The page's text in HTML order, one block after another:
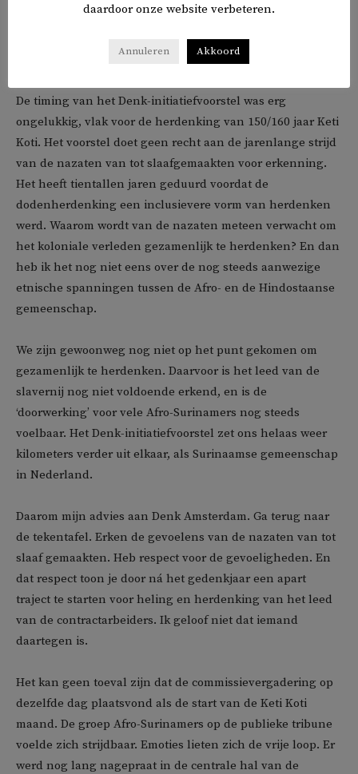
aandacht moet komen voor contractarbeiders dan moet
het budget gedeeld worden. Zie hier weer een vorm van
De timing van het Denk-initiatiefvoorstel was erg
ongelukkig, vlak voor de herdenking van 150/160 jaar Keti
Koti. Het voorstel doet geen recht aan de jarenlange strijd
van de nazaten van tot slaafgemaakten voor erkenning.
Het heeft tientallen jaren geduurd voordat de
dodenherdenking een inclusievere vorm van herdenken
werd. Waarom wordt van de nazaten meteen verwacht om
het koloniale verleden gezamenlijk te herdenken? En dan
heb ik het nog niet eens over de nog steeds aanwezige
etnische spanningen tussen de Afro- en de Hindostaanse
gemeenschap.
We zijn gewoonweg nog niet op het punt gekomen om
gezamenlijk te herdenken. Daarvoor is het leed van de
slavernij nog niet voldoende erkend, en is de
‘doorwerking’ voor vele Afro-Surinamers nog steeds
voelbaar. Het Denk-initiatiefvoorstel zet ons helaas weer
kilometers verder uit elkaar, als Surinaamse gemeenschap
in Nederland.
Daarom mijn advies aan Denk Amsterdam. Ga terug naar
de tekentafel. Erken de gevoelens van de nazaten van tot
slaaf gemaakten. Heb respect voor de gevoeligheden. En
dat respect toon je door ná het gedenkjaar een apart
traject te starten voor heling en herdenking van het leed
van de contractarbeiders. Ik geloof niet dat iemand
daartegen is.
Het kan geen toeval zijn dat de commissievergadering op
dezelfde dag plaatsvond als de start van de Keti Koti
maand. De groep Afro-Surinamers op de publieke tribune
voelde zich strijdbaar. Emoties lieten zich de vrije loop. Er
werd nog lang nagepraat in de centrale hal van de
daardoor onze website verbeteren.
Annuleren Akkoord